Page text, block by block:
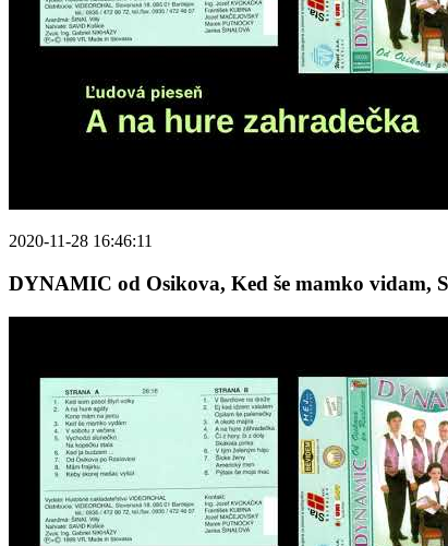
2020-11-28 16:46:11
DYNAMIC od Osikova, Ked še mamko vidam,